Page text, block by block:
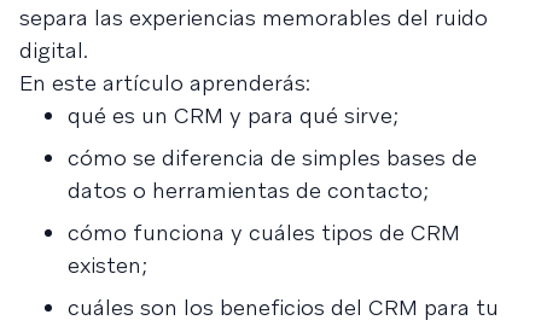
separa las experiencias memorables del ruido
digital.
En este artículo aprenderás:
qué es un CRM y para qué sirve;
cómo se diferencia de simples bases de
datos o herramientas de contacto;
cómo funciona y cuáles tipos de CRM
existen;
cuáles son los beneficios del CRM para tu